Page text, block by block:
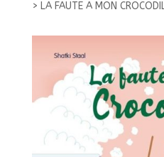
> LA FAUTE A MON
EDPL/PEMF/